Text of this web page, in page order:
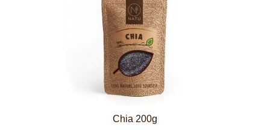
Chia 200g